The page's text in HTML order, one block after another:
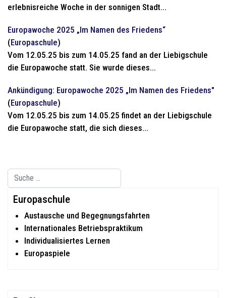
erlebnisreiche Woche in der sonnigen Stadt...
Europawoche 2025 „Im Namen des Friedens“
(Europaschule)
Vom 12.05.25 bis zum 14.05.25 fand an der Liebigschule
die Europawoche statt. Sie wurde dieses...
Ankündigung: Europawoche 2025 „Im Namen des Friedens"
(Europaschule)
Vom 12.05.25 bis zum 14.05.25 findet an der Liebigschule
die Europawoche statt, die sich dieses...
Suchen
Type 2 or more characters for results.
Europaschule
Austausche und Begegnungsfahrten
Internationales Betriebspraktikum
Individualisiertes Lernen
Europaspiele